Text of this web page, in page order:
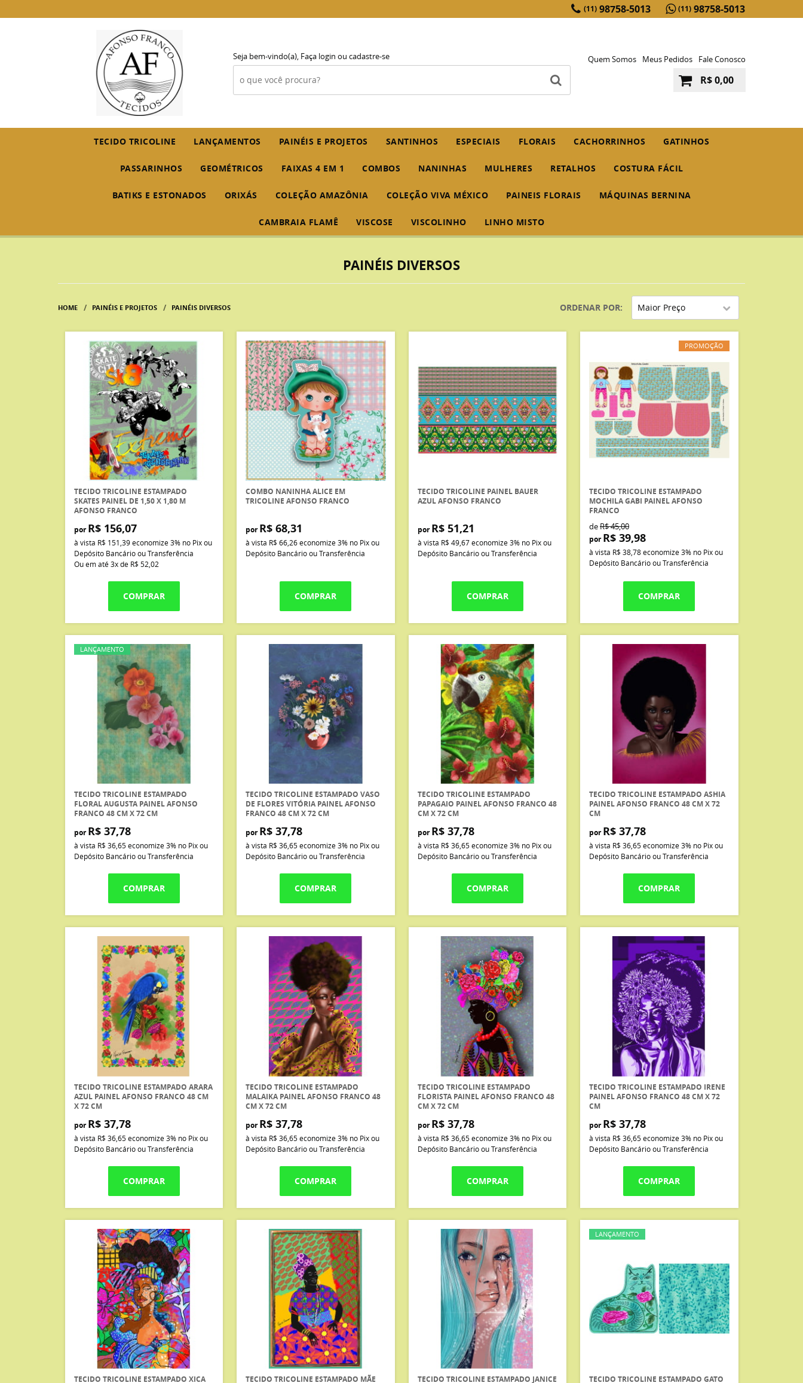
(11) 98758-5013 (11) 98758-5013
Seja bem-vindo(a), Faça login ou cadastre-se Quem Somos Meus Pedidos Fale Conosco
R$ 0,00
TECIDO TRICOLINE LANÇAMENTOS PAINÉIS E PROJETOS SANTINHOS ESPECIAIS FLORAIS CACHORRINHOS GATINHOS
PASSARINHOS GEOMÉTRICOS FAIXAS 4 EM 1 COMBOS NANINHAS MULHERES RETALHOS COSTURA FÁCIL
BATIKS E ESTONADOS ORIXÁS COLEÇÃO AMAZÔNIA COLEÇÃO VIVA MÉXICO PAINEIS FLORAIS MÁQUINAS BERNINA
CAMBRAIA FLAMÊ VISCOSE VISCOLINHO LINHO MISTO
PAINÉIS DIVERSOS
HOME PAINÉIS E PROJETOS PAINÉIS DIVERSOS ORDENAR POR Maior Preço
TECIDO TRICOLINE ESTAMPADO
SKATES PAINEL DE 1,50 X 1,80 M
AFONSO FRANCO
por R$ 156,07
à vista R$ 151,39economize3% no Pix ou
Depósito Bancário ou Transferência
Ou em até3xde R$ 52,02
COMPRAR
COMBO NANINHA ALICE EM
TRICOLINE AFONSO FRANCO
por R$ 68,31
à vista R$ 66,26economize3% no Pix ou
Depósito Bancário ou Transferência
COMPRAR
TECIDO TRICOLINE PAINEL BAUER
AZUL AFONSO FRANCO
por R$ 51,21
à vista R$ 49,67economize3% no Pix ou
Depósito Bancário ou Transferência
COMPRAR
PROMOÇÃO
TECIDO TRICOLINE ESTAMPADO
MOCHILA GABI PAINEL AFONSO
FRANCO
deR$ 45,00
por R$ 39,98
à vista R$ 38,78economize3% no Pix ou
Depósito Bancário ou Transferência
COMPRAR
LANÇAMENTO
TECIDO TRICOLINE ESTAMPADO
FLORAL AUGUSTA PAINEL AFONSO
FRANCO 48 CM X 72 CM
por R$ 37,78
à vista R$ 36,65economize3% no Pix ou
Depósito Bancário ou Transferência
COMPRAR
TECIDO TRICOLINE ESTAMPADO VASO
DE FLORES VITÓRIA PAINEL AFONSO
FRANCO 48 CM X 72 CM
por R$ 37,78
à vista R$ 36,65economize3% no Pix ou
Depósito Bancário ou Transferência
COMPRAR
TECIDO TRICOLINE ESTAMPADO
PAPAGAIO PAINEL AFONSO FRANCO 48
CM X 72 CM
por R$ 37,78
à vista R$ 36,65economize3% no Pix ou
Depósito Bancário ou Transferência
COMPRAR
TECIDO TRICOLINE ESTAMPADO ASHIA
PAINEL AFONSO FRANCO 48 CM X 72
CM
por R$ 37,78
à vista R$ 36,65economize3% no Pix ou
Depósito Bancário ou Transferência
COMPRAR
TECIDO TRICOLINE ESTAMPADO ARARA
AZUL PAINEL AFONSO FRANCO 48 CM
X 72 CM
por R$ 37,78
à vista R$ 36,65economize3% no Pix ou
Depósito Bancário ou Transferência
COMPRAR
TECIDO TRICOLINE ESTAMPADO
MALAIKA PAINEL AFONSO FRANCO 48
CM X 72 CM
por R$ 37,78
à vista R$ 36,65economize3% no Pix ou
Depósito Bancário ou Transferência
COMPRAR
TECIDO TRICOLINE ESTAMPADO
FLORISTA PAINEL AFONSO FRANCO 48
CM X 72 CM
por R$ 37,78
à vista R$ 36,65economize3% no Pix ou
Depósito Bancário ou Transferência
COMPRAR
TECIDO TRICOLINE ESTAMPADO IRENE
PAINEL AFONSO FRANCO 48 CM X 72
CM
por R$ 37,78
à vista R$ 36,65economize3% no Pix ou
Depósito Bancário ou Transferência
COMPRAR
TECIDO TRICOLINE ESTAMPADO XICA
TECIDO TRICOLINE ESTAMPADO MÃE
TECIDO TRICOLINE ESTAMPADO JANICE
LANÇAMENTO
TECIDO TRICOLINE ESTAMPADO GATO